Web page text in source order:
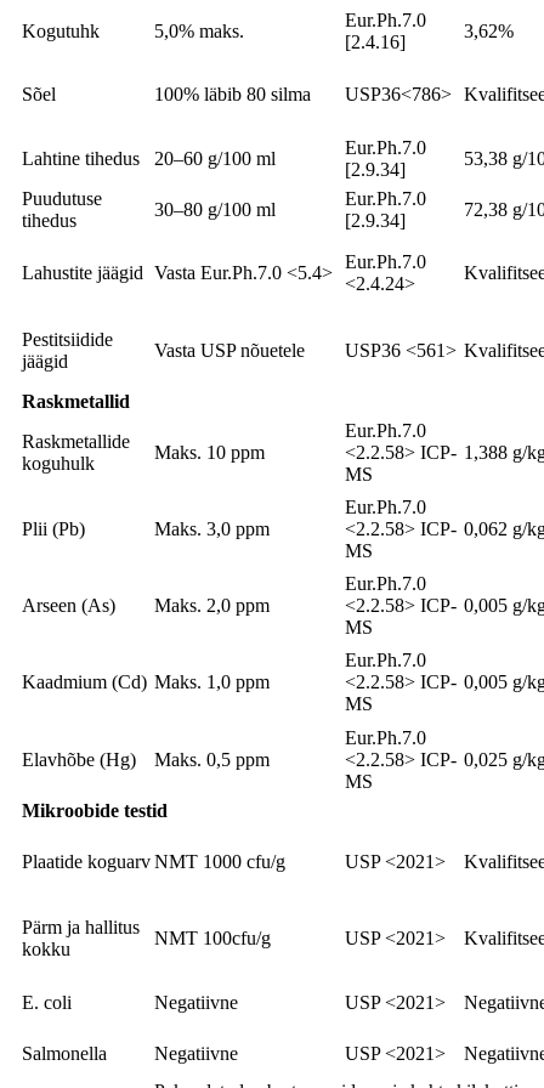
Kogutuhk 5,0% maks.
Eur.Ph.7.0
[2.4.16]
3,62%
Sõel 100% läbib 80 silma USP36<786>
Lahtine tihedus 20–60 g/100 ml
Eur.Ph.7.0
[2.9.34]
53,38 g/
Puudutuse
tihedus
30–80 g/100 ml
Eur.Ph.7.0
[2.9.34]
72,38 g/
Lahustite jäägid Vasta Eur.Ph.7.0 <5.4>
Eur.Ph.7.0
<2.4.24>
Pestitsiidide
jäägid
Vasta USP nõuetele USP36 <561>
Raskmetallid
Raskmetallide
koguhulk
Maks. 10 ppm
Eur.Ph.7.0
<2.2.58> ICP-
MS
1,388 g/
Plii (Pb) Maks. 3,0 ppm
Eur.Ph.7.0
<2.2.58> ICP-
MS
0,062 g/
Arseen (As) Maks. 2,0 ppm
Eur.Ph.7.0
<2.2.58> ICP-
MS
0,005 g/
Kaadmium (Cd) Maks. 1,0 ppm
Eur.Ph.7.0
<2.2.58> ICP-
MS
0,005 g/
Elavhõbe (Hg) Maks. 0,5 ppm
Eur.Ph.7.0
<2.2.58> ICP-
MS
0,025 g/
Mikroobide testid
Plaatide koguarvNMT 1000 cfu/g USP <2021>
Pärm ja hallitus
kokku
NMT 100cfu/g USP <2021>
E. coli Negatiivne USP <2021>
Salmonella Negatiivne USP <2021>